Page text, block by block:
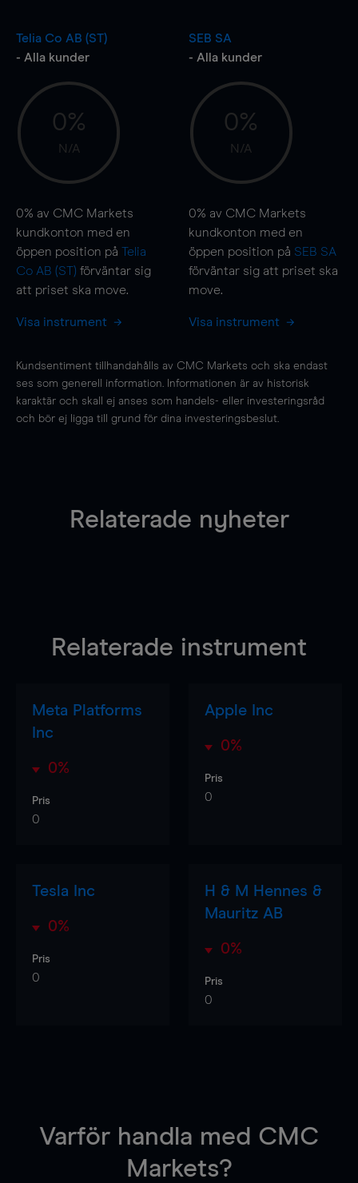
Telia Co AB (ST)
- Alla kunder
0%
N/A
0% av CMC Markets
kundkonton med en
öppen position på Telia
Co AB (ST) förväntar sig
att priset ska move.
Visa instrument
SEB SA
- Alla kunder
0%
N/A
0% av CMC Markets
kundkonton med en
öppen position på SEB SA
förväntar sig att priset ska
move.
Visa instrument
Kundsentiment tillhandahålls av CMC Markets och ska endast
ses som generell information. Informationen är av historisk
karaktär och skall ej anses som handels- eller investeringsråd
och bör ej ligga till grund för dina investeringsbeslut.
Relaterade nyheter
Relaterade instrument
Meta Platforms
Inc
0%
Pris
0
Apple Inc
0%
Pris
0
Tesla Inc
0%
Pris
0
H & M Hennes &
Mauritz AB
0%
Pris
0
Varför handla med CMC
Markets?